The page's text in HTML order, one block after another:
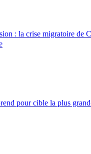
: la crise migratoire de
pour cible la plus